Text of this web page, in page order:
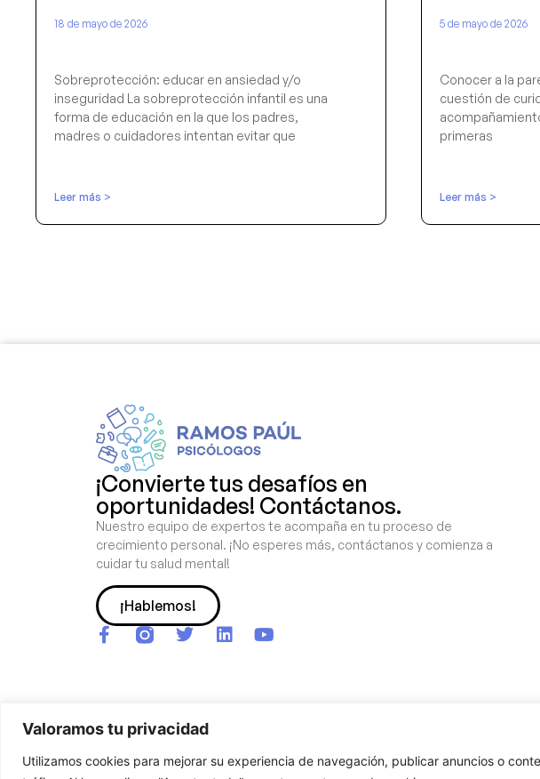
Valoramos tu privacidad
Utilizamos cookies para mejorar su experiencia de navegación, publicar anuncios o
18 de mayo de 2026
Sobreprotección: educar en ansiedad y/o
inseguridad La sobreprotección infantil es una
forma de educación en la que los padres,
madres o cuidadores intentan evitar que
Leer más >
5 de mayo de 2026
Conocer a la
cuestión de
primeras
Leer más >
¡Convierte tus desafíos en
oportunidades! Contáctanos.
Nuestro equipo de expertos te acompaña en tu proceso de
crecimiento personal. ¡No esperes más, contáctanos y comienza a
cuidar tu salud mental!
¡Hablemos!